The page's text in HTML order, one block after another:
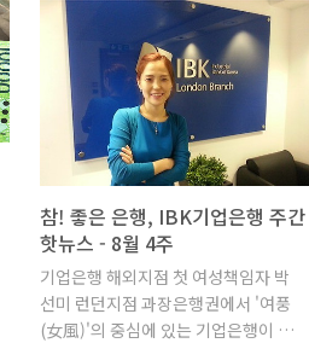
휴 3일간 IBK기업은행의 모든 은행업
무가 중단될 예정입니다. 체크카드, 인
터넷뱅킹, ONE뱅킹, 텔레뱅킹, 자동
화기기 등 각종 서비스를 이용할 수 없
으니 참고하시기 바랍니다. (문의전화
: IBK고객센터 : 1566-2566) 전산시
스템 전환에 따라 이번 10월 3일부터
무 중단될 예정입니다. 이 기간에는 사
전에 현금을 먼저 인출하거나 신용카
드를 사용하고 결제/이체일을 조정하
길 권장합니다. 1. 사전에..
참! 좋은 은행, IBK기업은행 주간
핫뉴스 - 8월 4주
기업은행 해외지점 첫 여성책임자 박
선미 런던지점 과장은행권에서 '여풍
(女風)'의 중심에 있는 기업은행이 해